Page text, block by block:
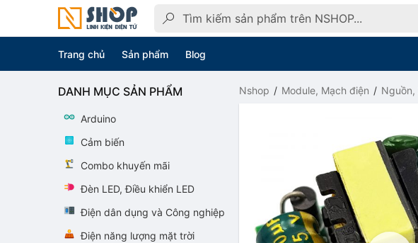
Trang chủ Sản phẩm Blog
Nshop Module, Mạch điện Nguồn,
DANH MỤC SẢN PHẨM
Arduino
Cảm biến
Combo khuyến mãi
Đèn LED, Điều khiển LED
Điện dân dụng và Công nghiệp
Điện năng lượng mặt trời